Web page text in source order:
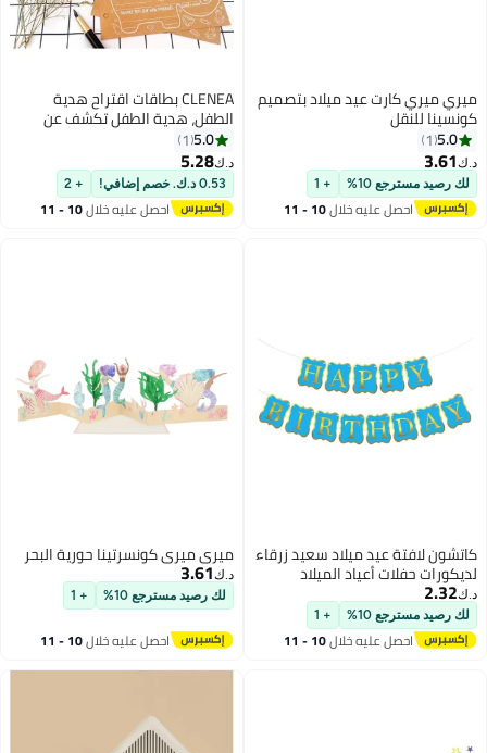
ميري ميري كارت عيد ميلاد بتصميم
كونسينا للنقل
5.0
1
د.ك‏3.61
لك رصيد مسترجع 10% + 1
احصل عليه خلال 10 - 11
CLENEA بطاقات اقتراح هدية
الطفل، هدية الطفل تكشف عن
بطاقات التنبؤ ألعاب الطفل، هدية
الطفل ألعاب الأفيال جديدة للآباء
الجنس يكشف عن لعبة معلومات
ورقة)
5.0
1
د.ك‏5.28
0.53 د.ك. خصم إضافي! + 2
احصل عليه خلال 10 - 11
كاتشون لافتة عيد ميلاد سعيد زرقاء
لديكورات حفلات أعياد الميلاد
د.ك‏2.32
لك رصيد مسترجع 10% + 1
احصل عليه خلال 10 - 11
ميري ميري كونسرتينا حورية البحر
د.ك‏3.61
لك رصيد مسترجع 10% + 1
احصل عليه خلال 10 - 11